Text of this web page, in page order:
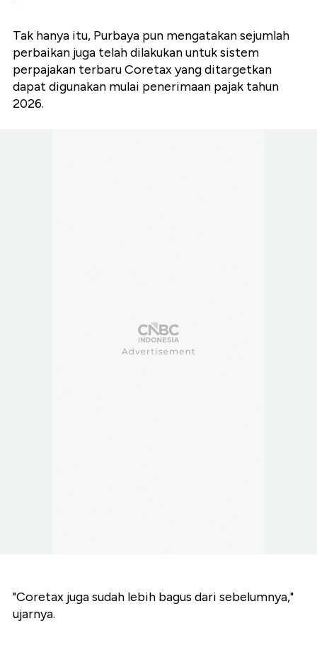
Tak hanya itu, Purbaya pun mengatakan sejumlah
perbaikan juga telah dilakukan untuk sistem
perpajakan terbaru Coretax yang ditargetkan
dapat digunakan mulai penerimaan pajak tahun
2026.
"Coretax juga sudah lebih bagus dari sebelumnya,"
ujarnya.